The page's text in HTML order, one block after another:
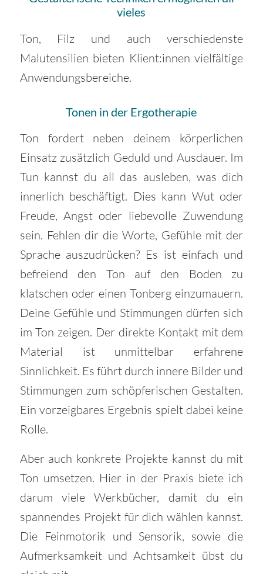
vieles
Ton, Filz und auch verschiedenste
Malutensilien bieten Klient:innen vielfältige
Anwendungsbereiche.
Tonen in der Ergotherapie
Ton fordert neben deinem körperlichen
Einsatz zusätzlich Geduld und Ausdauer. Im
Tun kannst du all das ausleben, was dich
innerlich beschäftigt. Dies kann Wut oder
Freude, Angst oder liebevolle Zuwendung
sein. Fehlen dir die Worte, Gefühle mit der
Sprache auszudrücken? Es ist einfach und
befreiend den Ton auf den Boden zu
klatschen oder einen Tonberg einzumauern.
Deine Gefühle und Stimmungen dürfen sich
im Ton zeigen. Der direkte Kontakt mit dem
Material ist unmittelbar erfahrene
Sinnlichkeit. Es führt durch innere Bilder und
Stimmungen zum schöpferischen Gestalten.
Ein vorzeigbares Ergebnis spielt dabei keine
Rolle.
Aber auch konkrete Projekte kannst du mit
Ton umsetzen. Hier in der Praxis biete ich
darum viele Werkbücher, damit du ein
spannendes Projekt für dich wählen kannst.
Die Feinmotorik und Sensorik, sowie die
Aufmerksamkeit und Achtsamkeit übst du